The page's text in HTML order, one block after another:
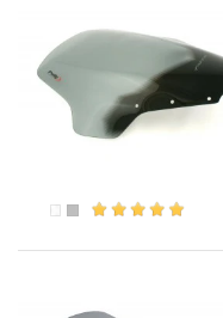
Przezroczysty (W)
Lekko przyciemniany (H)